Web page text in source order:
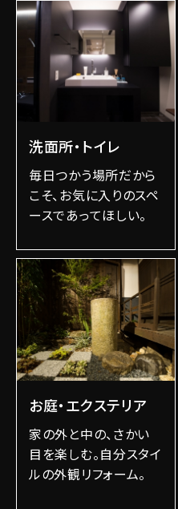
洗面所・トイレ
毎日つかう場所だから
こそ、お気に入りのスペ
ースであってほしい。
お庭・エクステリア
家の外と中の、さかい
目を楽しむ。自分スタイ
ルの外観リフォーム。